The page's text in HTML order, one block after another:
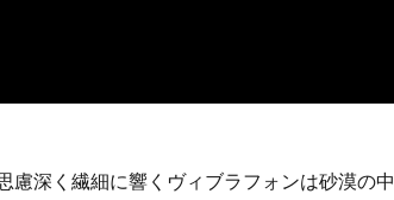
慮深く繊細に響くヴィブラフォンは砂漠の中